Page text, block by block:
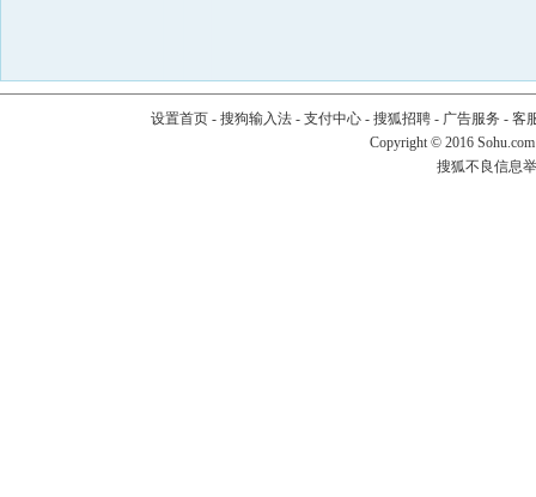
设置首页- 搜狗输入法- 支付中心- 搜狐招聘- 广告服务 - 客
Copyright © 2016
搜狐不良信息